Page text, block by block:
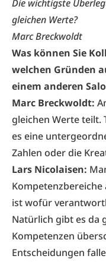
Die wichtigste
gleichen Werte?
Marc Breckwoldt
Was können Sie
welchen Gründen
einem anderen
Marc Breckwoldt:
gleichen Werte teilt.
es eine
Zahlen oder die
Lars Nicolaisen:
ist wofür
Natürlich gibt es da
Kompetenzen
Entscheidungen